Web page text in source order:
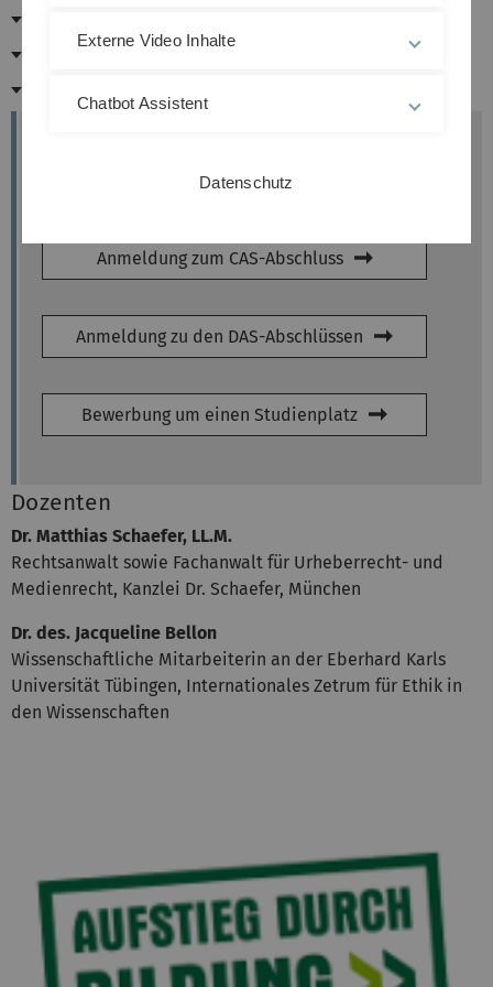
Zertifizierung
Gebühren
Anmeldung zu den Zertifikatskursen
Anmeldung zum CAS-Abschluss
Anmeldung zu den DAS-Abschlüssen
Bewerbung um einen Studienplatz
Dozenten
Dr. Matthias Schaefer, LL.M.
Rechtsanwalt sowie Fachanwalt für Urheberrecht- und
Medienrecht, Kanzlei Dr. Schaefer, München
Dr. des. Jacqueline Bellon
Wissenschaftliche Mitarbeiterin an der Eberhard Karls
Universität Tübingen, Internationales Zetrum für Ethik in
den Wissenschaften
Externe Video Inhalte
Chatbot Assistent
Datenschutz